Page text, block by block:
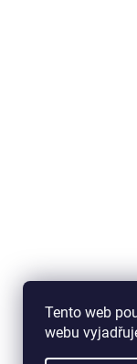
Tento web
webu